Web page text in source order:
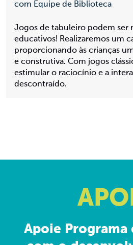
com Equipe de Biblioteca
Jogos de tabuleiro podem ser
educativos! Realizaremos um
proporcionando às crianças
e construtiva. Com jogos
estimular o raciocínio e a
descontraído.
Apoie Programa